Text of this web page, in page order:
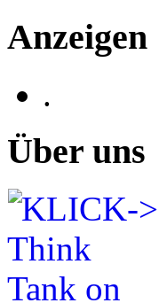
Anzeigen
.
Über uns